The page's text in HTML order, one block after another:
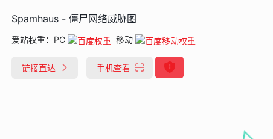
Spamhaus - 僵尸网络威胁图
爱站权重： PC 移动
链接直达 手机查看